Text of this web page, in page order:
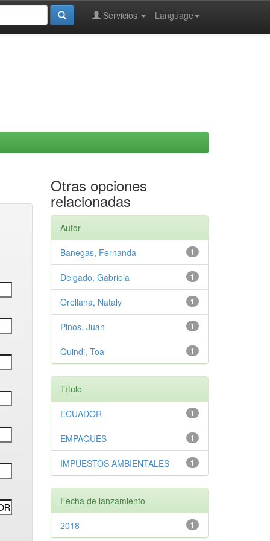
Language
Servicios
Otras opciones
relacionadas
Autor
1
Banegas, Fernanda
1
Delgado, Gabriela
1
Orellana, Nataly
1
Pinos, Juan
1
Quindi, Toa
Título
1
ECUADOR
1
EMPAQUES
1
IMPUESTOS AMBIENTALES
Fecha de lanzamiento
1
2018